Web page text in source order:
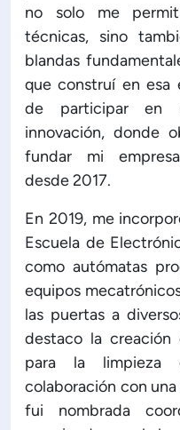
no solo me
técnicas, sino
blandas
que construí en esa
de participar en
innovación, donde
fundar mi
desde 2017.
En 2019, me
Escuela de
como autómatas
equipos
las puertas a
destaco la
para la limpieza
colaboración con
fui nombrada